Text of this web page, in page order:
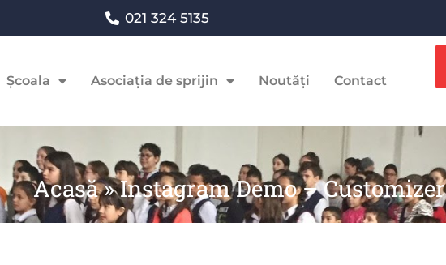
021 324 5135
Școala Asociația de sprijin Noutăți Contact
Acasă»Instagram Demo – Customizer